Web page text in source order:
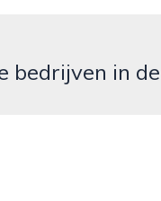
bedrijven in